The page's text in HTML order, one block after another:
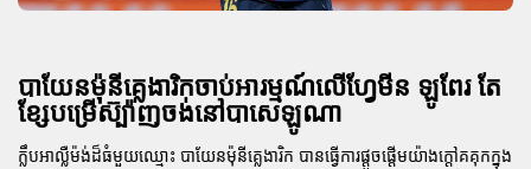
បាយែនម៉ុនីគ្លេងារិកចាប់អារម្មណ៍លើហ្វែមីន ឡូពែរ តែ
ខ្សែបម្រើស៊្ប៉ាញចង់នៅបាសេឡូណា
ក្លឹបអាល្លឺម៉ង់ដ៏ធំមួយឈ្មោះ បាយែនម៉ុនីគ្លេងារិក បានធ្វើការផ្តួចផ្តើមយ៉ាងក្តៅគគុកក្នុង